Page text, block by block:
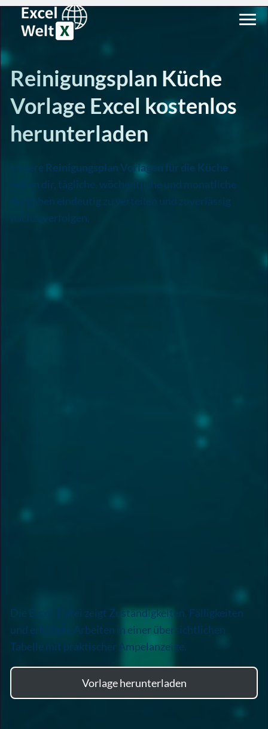
Reinigungsplan Küche
Vorlage Excel kostenlos
herunterladen
Unsere Reinigungsplan Vorlagen für die Küche
helfen dir, tägliche, wöchentliche und monatliche
Aufgaben eindeutig zu verteilen und zuverlässig
nachzuverfolgen.
Die Excel-Datei zeigt Zuständigkeiten, Fälligkeiten
und erledigte Arbeiten in einer übersichtlichen
Tabelle mit praktischer Ampelanzeige.
Vorlage herunterladen